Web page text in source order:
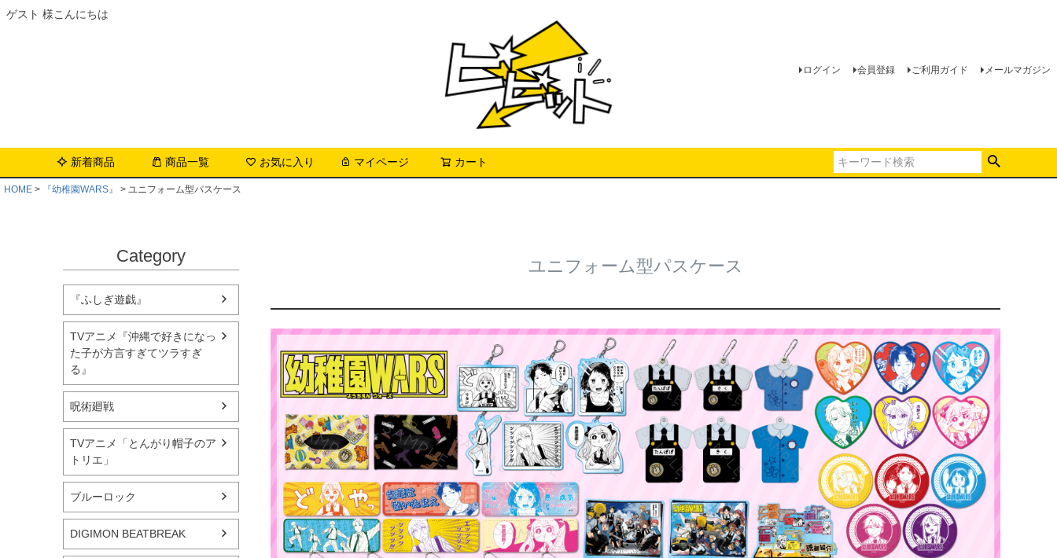
ゲスト 様こんにちは
ログイン 会員登録 ご利用ガイド メールマガジン
新着商品 商品一覧 お気に入り マイページ カート
HOME 『幼稚園WARS』 ユニフォーム型パスケース
Category
『ふしぎ遊戯』
TVアニメ『沖縄で好きになっ
た子が方言すぎてツラすぎ
る』
呪術廻戦
TVアニメ「とんがり帽子のア
トリエ」
ブルーロック
DIGIMON BEATBREAK
ユニフォーム型パスケース